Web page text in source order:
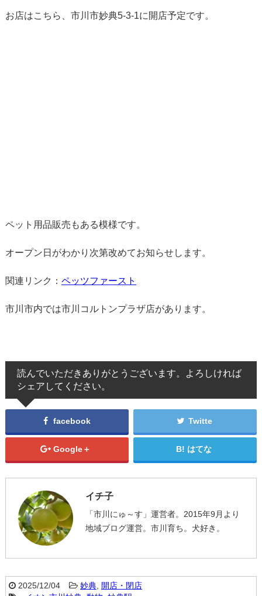
お店はこちら、市川市妙典5-3-1に開店予定です。
ペット用品販売もある模様です。
オープン日がわかり次第改めてお知らせします。
関連リンク： ペッツファースト
市川市内では市川コルトンプラザ店があります。
読んでいただきありがとうございます。よろしければ
シェアしてください。
facebook Twitte
Google＋ はてな
イチ子
「市川にゅ～す」運営者。2015年9月より
地域ブログ運営。市川育ち。犬好き。
2025/12/04 妙典, 開店・閉店